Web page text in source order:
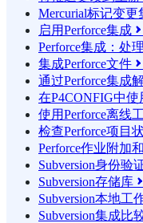
Mercurial标记变更
启用Perforce集成 
Perforce集成：处
集成Perforce文件 
通过Perforce集成
在P4CONFIG中使
使用Perforce离线
检查Perforce项目
Perforce作业附加
Subversion身份验
Subversion存储库 
Subversion本地工
Subversion集成比